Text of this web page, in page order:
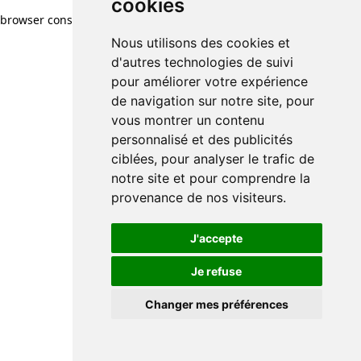
cookies
Nous utilisons des cookies et
d'autres technologies de suivi
pour améliorer votre expérience
de navigation sur notre site, pour
vous montrer un contenu
personnalisé et des publicités
ciblées, pour analyser le trafic de
notre site et pour comprendre la
provenance de nos visiteurs.
J'accepte
Je refuse
Changer mes préférences
browser console for more information)